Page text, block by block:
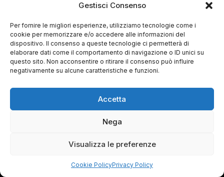
Gestisci Consenso
Per fornire le migliori esperienze, utilizziamo tecnologie come i
cookie per memorizzare e/o accedere alle informazioni del
dispositivo. Il consenso a queste tecnologie ci permetterà di
elaborare dati come il comportamento di navigazione o ID unici su
questo sito. Non acconsentire o ritirare il consenso può influire
negativamente su alcune caratteristiche e funzioni.
Accetta
Nega
Visualizza le preferenze
Cookie PolicyPrivacy Policy